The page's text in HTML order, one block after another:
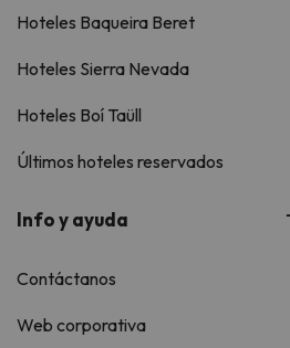
Hoteles Baqueira Beret
Hoteles Sierra Nevada
Hoteles Boí Taüll
Últimos hoteles reservados
Info y ayuda
Contáctanos
Web corporativa